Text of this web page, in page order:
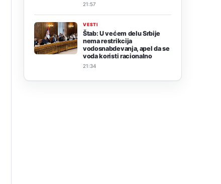
21:57
VESTI
Štab: U većem delu Srbije
nema restrikcija
vodosnabdevanja, apel da se
voda koristi racionalno
21:34